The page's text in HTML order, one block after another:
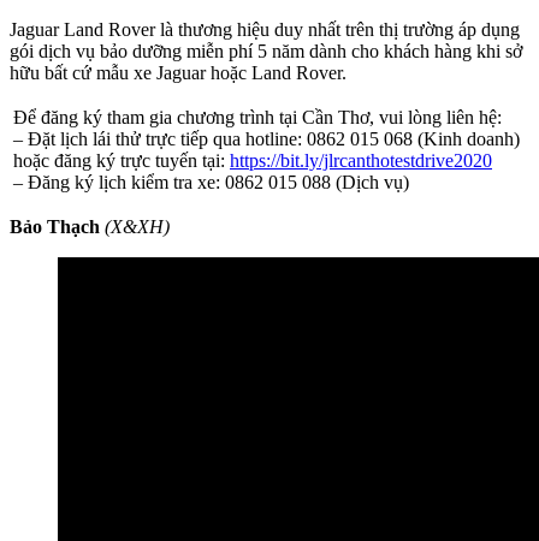
Jaguar Land Rover là thương hiệu duy nhất trên thị trường áp dụng
gói dịch vụ bảo dưỡng miễn phí 5 năm dành cho khách hàng khi sở
hữu bất cứ mẫu xe Jaguar hoặc Land Rover.
Để đăng ký tham gia chương trình tại Cần Thơ, vui lòng liên hệ:
– Đặt lịch lái thử trực tiếp qua hotline: 0862 015 068 (Kinh doanh)
hoặc đăng ký trực tuyến tại: https://bit.ly/jlrcanthotestdrive2020
– Đăng ký lịch kiểm tra xe: 0862 015 088 (Dịch vụ)
Bảo Thạch (X&XH)